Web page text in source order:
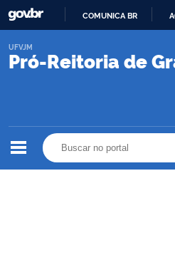
O
COMUNICA BR
Pró-Reitoria de
UFVJM